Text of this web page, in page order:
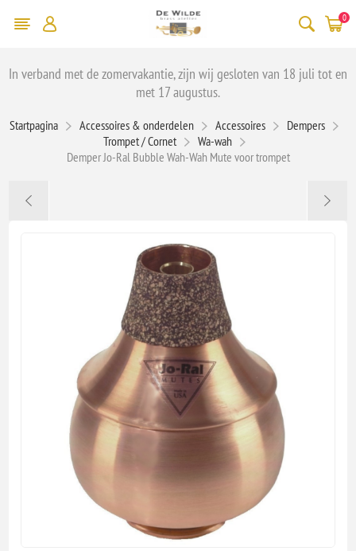
0
In verband met de zomervakantie, zijn wij gesloten van 18 juli tot en
met 17 augustus.
Startpagina Accessoires & onderdelen Accessoires
Dempers
Trompet / Cornet
Wa-wah
Demper Jo-Ral Bubble Wah-Wah Mute voor trompet